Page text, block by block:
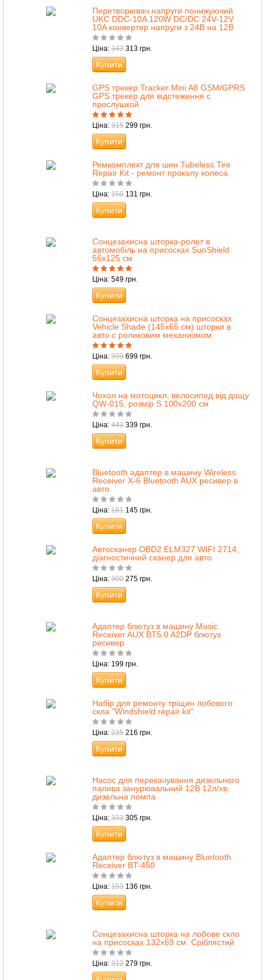
Перетворювач напруги понижуючий
UKC DDC-10A 120W DC/DC 24V-12V
10A конвертер напруги з 24В на 12В
Ціна: 343 313 грн.
Купити
GPS трекер Tracker Mini A8 GSM/GPRS
GPS трекер для відстеження с
прослушкой
Ціна: 315 299 грн.
Купити
Ремкомплект для шин Tubeless Tire
Repair Kit - ремонт проколу колеса
Ціна: 150 131 грн.
Купити
Сонцезахисна шторка-ролет в
автомобіль на присосках SunShield
56х125 см
Ціна: 549 грн.
Купити
Cонцезахисна шторка на присосках
Vehicle Shade (145х65 см) шторки в
авто с роликовим механизмом
Ціна: 999 699 грн.
Купити
Чохол на мотоцикл, велосипед від дощу
QW-015, розмір S 100х200 см
Ціна: 443 339 грн.
Купити
Bluetooth адаптер в машину Wireless
Receiver X-6 Bluetooth AUX ресивер в
авто
Ціна: 161 145 грн.
Купити
Автосканер OBD2 ELM327 WIFI 2714,
діагностичний сканер для авто
Ціна: 300 275 грн.
Купити
Адаптер блютуз в машину Music
Receiver AUX BT5.0 A2DP блютуз
ресивер
Ціна: 199 грн.
Купити
Набір для ремонту тріщин лобового
скла "Windshield repair kit"
Ціна: 235 216 грн.
Купити
Насос для перекачування дизельного
палива занурювальний 12В 12л/хв.
дизельна помпа
Ціна: 333 305 грн.
Купити
Адаптер блютуз в машину Bluetooth
Receiver BT-450
Ціна: 153 136 грн.
Купити
Сонцезахисна шторка на лобове скло
на присосках 132х69 см. Сріблястий
Ціна: 312 279 грн.